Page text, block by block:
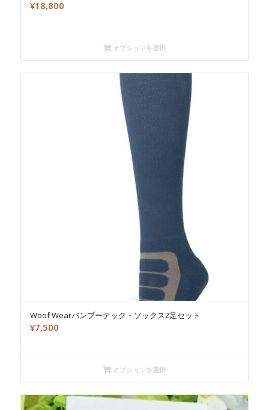
¥18,800
オプションを選択
Woof Wearバンブーテック・ソックス2足セット
¥7,500
オプションを選択